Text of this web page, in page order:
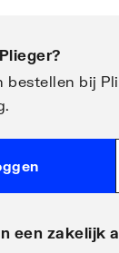
Plieger?
bestellen bij
een zakelijk